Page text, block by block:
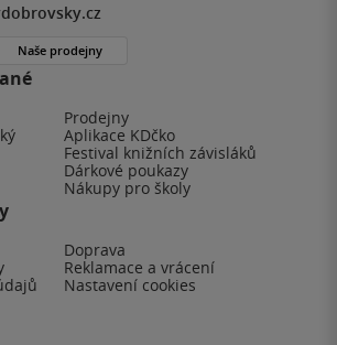
Prodejny
Aplikace KDčko
Festival knižních závisláků
Dárkové poukazy
Nákupy pro školy
Doprava
Reklamace a vrácení
Nastavení cookies
Naše prodejny